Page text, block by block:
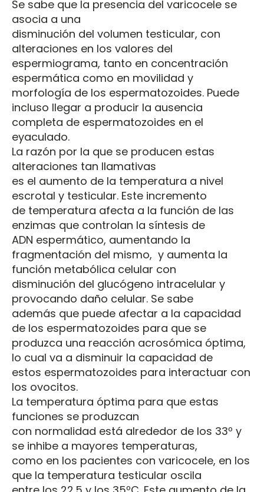
Se sabe que la presencia del varicocele se
asocia a una
disminución del volumen testicular, con
alteraciones en los valores del
espermiograma, tanto en concentración
espermática como en movilidad y
morfología de los espermatozoides. Puede
incluso llegar a producir la ausencia
completa de espermatozoides en el
eyaculado.
La razón por la que se producen estas
alteraciones tan llamativas
es el aumento de la temperatura a nivel
escrotal y testicular. Este incremento
de temperatura afecta a la función de las
enzimas que controlan la síntesis de
ADN espermático, aumentando la
fragmentación del mismo, y aumenta la
función metabólica celular con
disminución del glucógeno intracelular y
provocando daño celular. Se sabe
además que puede afectar a la capacidad
de los espermatozoides para que se
produzca una reacción acrosómica óptima,
lo cual va a disminuir la capacidad de
estos espermatozoides para interactuar con
los ovocitos.
La temperatura óptima para que estas
funciones se produzcan
con normalidad está alrededor de los 33º y
se inhibe a mayores temperaturas,
como en los pacientes con varicocele, en los
que la temperatura testicular oscila